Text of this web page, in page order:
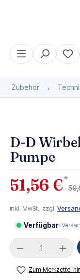
Zubehör
D-D
Pumpe
51,56 €*
inkl. MwSt., zzgl.
Verfügbar·
Produkt
Zum Merkzettel